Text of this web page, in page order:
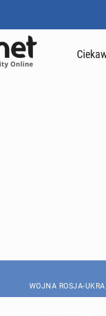
WOJNA ROSJA-